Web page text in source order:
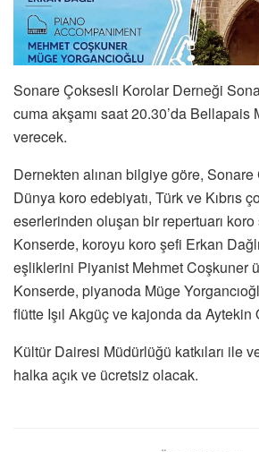
Sonare Çoksesli Korolar Derneği
cuma akşamı saat 20.30’da Bellapais
verecek.
Dernekten alınan bilgiye göre,
Dünya koro edebiyatı, Türk ve Kıbrıs
eserlerinden oluşan bir repertuarı
Konserde, koroyu koro şefi Erkan
eşliklerini Piyanist Mehmet Coşkuner
Konserde, piyanoda Müge
flütte Işıl Akgüç ve kajonda da Aytekin
Kültür Dairesi Müdürlüğü katkıları ile
halka açık ve ücretsiz olacak.